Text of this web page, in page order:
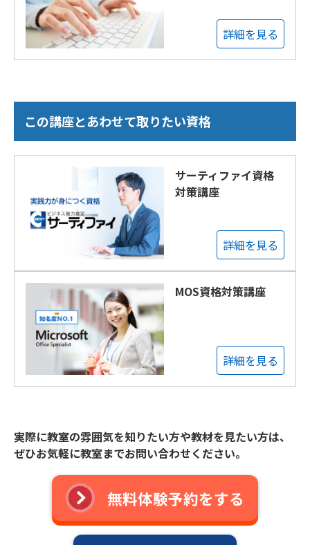
詳細を見る
この講座とあわせて取りたい資格
サーティファイ資格
対策講座
詳細を見る
MOS資格対策講座
詳細を見る
実際に教室の雰囲気を知りたい方や教材を見たい方は、
ぜひお気軽に教室までお問い合わせください。
無料体験予約をする